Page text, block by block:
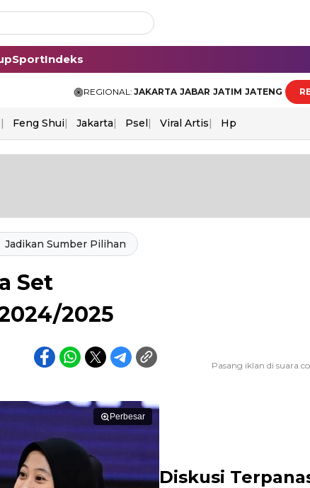
SportIndeks
REGIONAL: JAKARTA JABAR JATIM JATENG
Feng Shui Jakarta Psel Viral Artis Hp
Jadikan Sumber Pilihan
Set
2025
Perbesar
Diskusi